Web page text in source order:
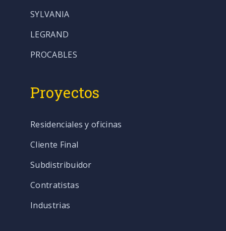
SYLVANIA
LEGRAND
PROCABLES
Proyectos
Residenciales y oficinas
Cliente Final
Subdistribuidor
Contratistas
Industrias